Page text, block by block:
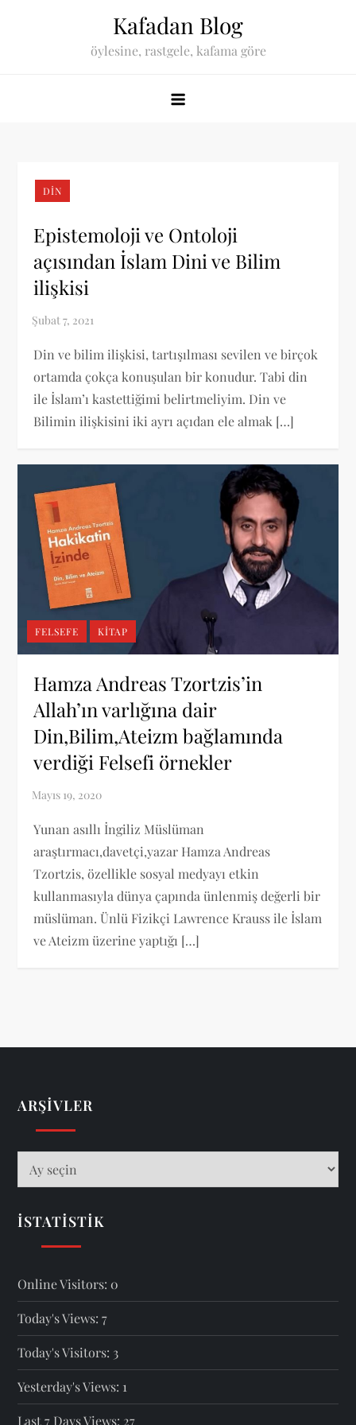
Kafadan Blog
öylesine, rastgele, kafama göre
DIN
Epistemoloji ve Ontoloji
açısından İslam Dini ve Bilim
ilişkisi
Din ve bilim ilişkisi, tartışılması sevilen ve birçok
ortamda çokça konuşulan bir konudur. Tabi din
ile İslam’ı kastettiğimi belirtmeliyim. Din ve
Bilimin ilişkisini iki ayrı açıdan ele almak […]
FELSEFE KITAP
Hamza Andreas Tzortzis’in
Allah’ın varlığına dair
Din,Bilim,Ateizm bağlamında
verdiği Felsefi örnekler
Yunan asıllı İngiliz Müslüman
araştırmacı,davetçi,yazar Hamza Andreas
Tzortzis, özellikle sosyal medyayı etkin
kullanmasıyla dünya çapında ünlenmiş değerli bir
müslüman. Ünlü Fizikçi Lawrence Krauss ile İslam
ve Ateizm üzerine yaptığı […]
ARŞIVLER
İSTATISTIK
Online Visitors: 0
Today's Views:7
Today's Visitors: 3
Yesterday's Views: 1
Last 7 Days Views: 27